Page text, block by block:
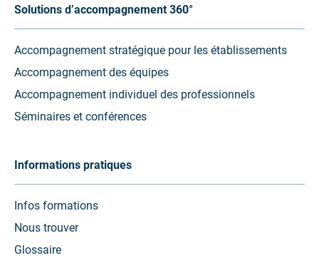
Solutions d’accompagnement 360°
Accompagnement stratégique pour les établissements
Accompagnement des équipes
Accompagnement individuel des professionnels
Séminaires et conférences
Informations pratiques
Infos formations
Nous trouver
Glossaire